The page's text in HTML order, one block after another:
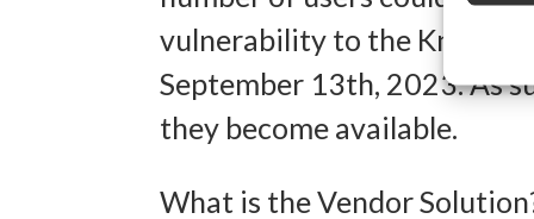
vulnerability to the Known
September 13th, 2023. As
they become available.
What is the Vendor